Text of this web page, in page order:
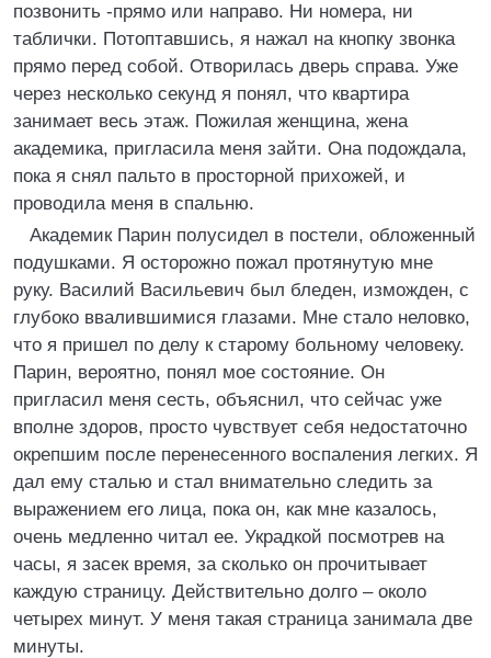
позвонить -прямо или направо. Ни номера, ни
таблички. Потоптавшись, я нажал на кнопку звонка
прямо перед собой. Отворилась дверь справа. Уже
через несколько секунд я понял, что квартира
занимает весь этаж. Пожилая женщина, жена
академика, пригласила меня зайти. Она подождала,
пока я снял пальто в просторной прихожей, и
проводила меня в спальню.
Академик Парин полусидел в постели, обложенный
подушками. Я осторожно пожал протянутую мне
руку. Василий Васильевич был бледен, изможден, с
глубоко ввалившимися глазами. Мне стало неловко,
что я пришел по делу к старому больному человеку.
Парин, вероятно, понял мое состояние. Он
пригласил меня сесть, объяснил, что сейчас уже
вполне здоров, просто чувствует себя недостаточно
окрепшим после перенесенного воспаления легких. Я
дал ему сталью и стал внимательно следить за
выражением его лица, пока он, как мне казалось,
очень медленно читал ее. Украдкой посмотрев на
часы, я засек время, за сколько он прочитывает
каждую страницу. Действительно долго – около
четырех минут. У меня такая страница занимала две
минуты.